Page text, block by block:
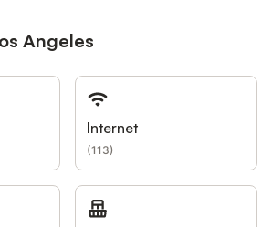
Angeles
Internet
(113)